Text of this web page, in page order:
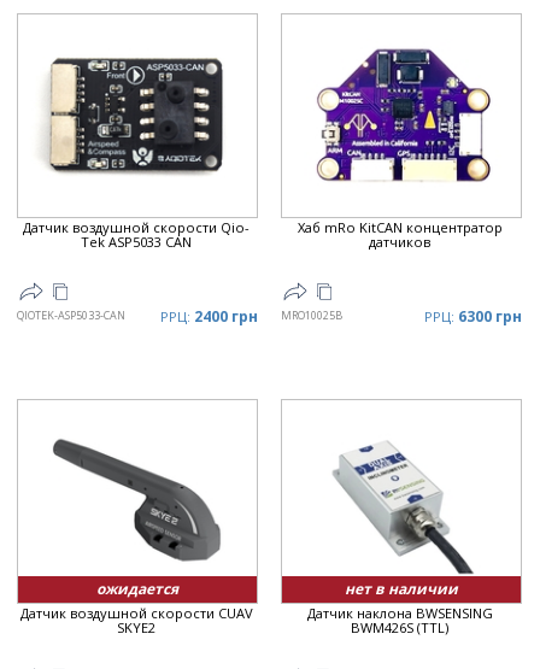
Датчик воздушной скорости Qio-
Tek ASP5033 CAN
QIOTEK-ASP5033-CAN РРЦ: 2400 грн
Хаб mRo KitCAN концентратор
датчиков
MRO10025B РРЦ: 6300 грн
ожидается
Датчик воздушной скорости CUAV
SKYE2
нет в наличии
Датчик наклона BWSENSING
BWM426S (TTL)